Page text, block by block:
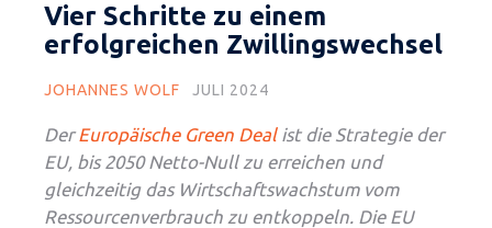
Vier Schritte zu einem
erfolgreichen Zwillingswechsel
JOHANNES WOLF JULI 2024
DerEuropäische Green Dealist die Strategie der
EU, bis 2050 Netto-Null zu erreichen und
gleichzeitig das Wirtschaftswachstum vom
Ressourcenverbrauch zu entkoppeln. Die EU